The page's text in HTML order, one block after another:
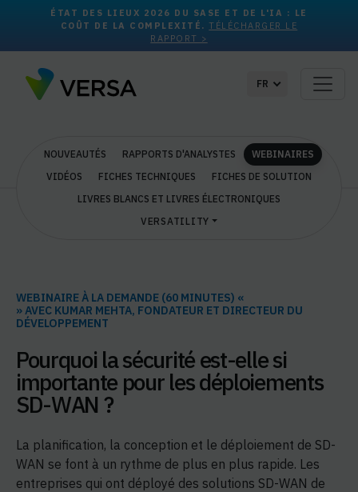
ÉTAT DES LIEUX 2026 DU SASE ET DE L'IA : LE
COÛT DE LA COMPLEXITÉ. TÉLÉCHARGER LE
RAPPORT >
FR
NOUVEAUTÉS RAPPORTS D'ANALYSTES
WEBINAIRES
VIDÉOS
FICHES TECHNIQUES
FICHES DE SOLUTION
LIVRES BLANCS ET LIVRES ÉLECTRONIQUES
VERSATILITY
WEBINAIRE À LA DEMANDE (60 MINUTES) «
» AVEC KUMAR MEHTA, FONDATEUR ET DIRECTEUR DU
DÉVELOPPEMENT
Pourquoi la sécurité est-elle si
importante pour les déploiements
SD-WAN ?
La planification, la conception et le déploiement de SD-
WAN se font à un rythme de plus en plus rapide. Les
entreprises qui ont déployé des solutions SD-WAN de